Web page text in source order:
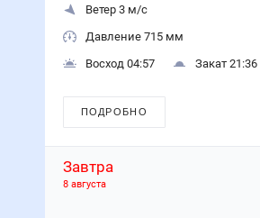
Ветер 3 м/с
Давление 715 мм
Восход 04:57
Закат 21:36
ПОДРОБНО
Завтра
8 августа